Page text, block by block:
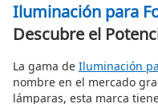
Iluminación para
Descubre el
La gama de Iluminación
nombre en el mercado
lámparas, esta marca